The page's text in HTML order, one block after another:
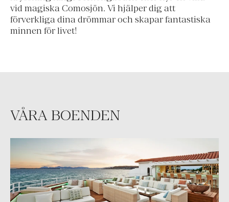
vid magiska Comosjön. Vi hjälper dig att
förverkliga dina drömmar och skapar fantastiska
minnen för livet!
VÅRA BOENDEN